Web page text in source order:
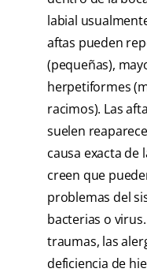
labial
aftas pueden
(pequeñas),
herpetiformes
racimos). Las
suelen
causa exacta de
creen que
problemas del
bacterias o
traumas, las
deficiencia de